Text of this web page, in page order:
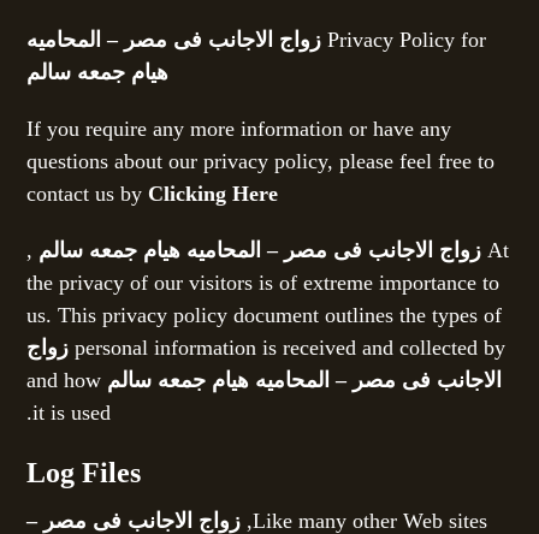
Privacy Policy for زواج الاجانب فى مصر – المحاميه
هيام جمعه سالم
If you require any more information or have any
questions about our privacy policy, please feel free to
contact us by Clicking Here
At زواج الاجانب فى مصر – المحاميه هيام جمعه سالم ,
the privacy of our visitors is of extreme importance to
us. This privacy policy document outlines the types of
personal information is received and collected by زواج
الاجانب فى مصر – المحاميه هيام جمعه سالم and how
it is used.
Log Files
Like many other Web sites, زواج الاجانب فى مصر –